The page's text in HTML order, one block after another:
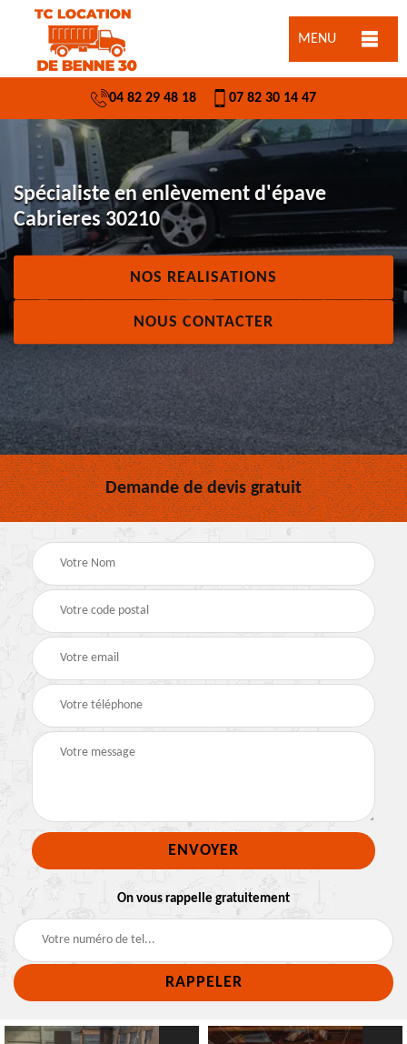
MENU
04 82 29 48 18 07 82 30 14 47
Spécialiste en enlèvement d'épave
Cabrieres 30210
NOS REALISATIONS
NOUS CONTACTER
Demande de devis gratuit
On vous rappelle gratuitement